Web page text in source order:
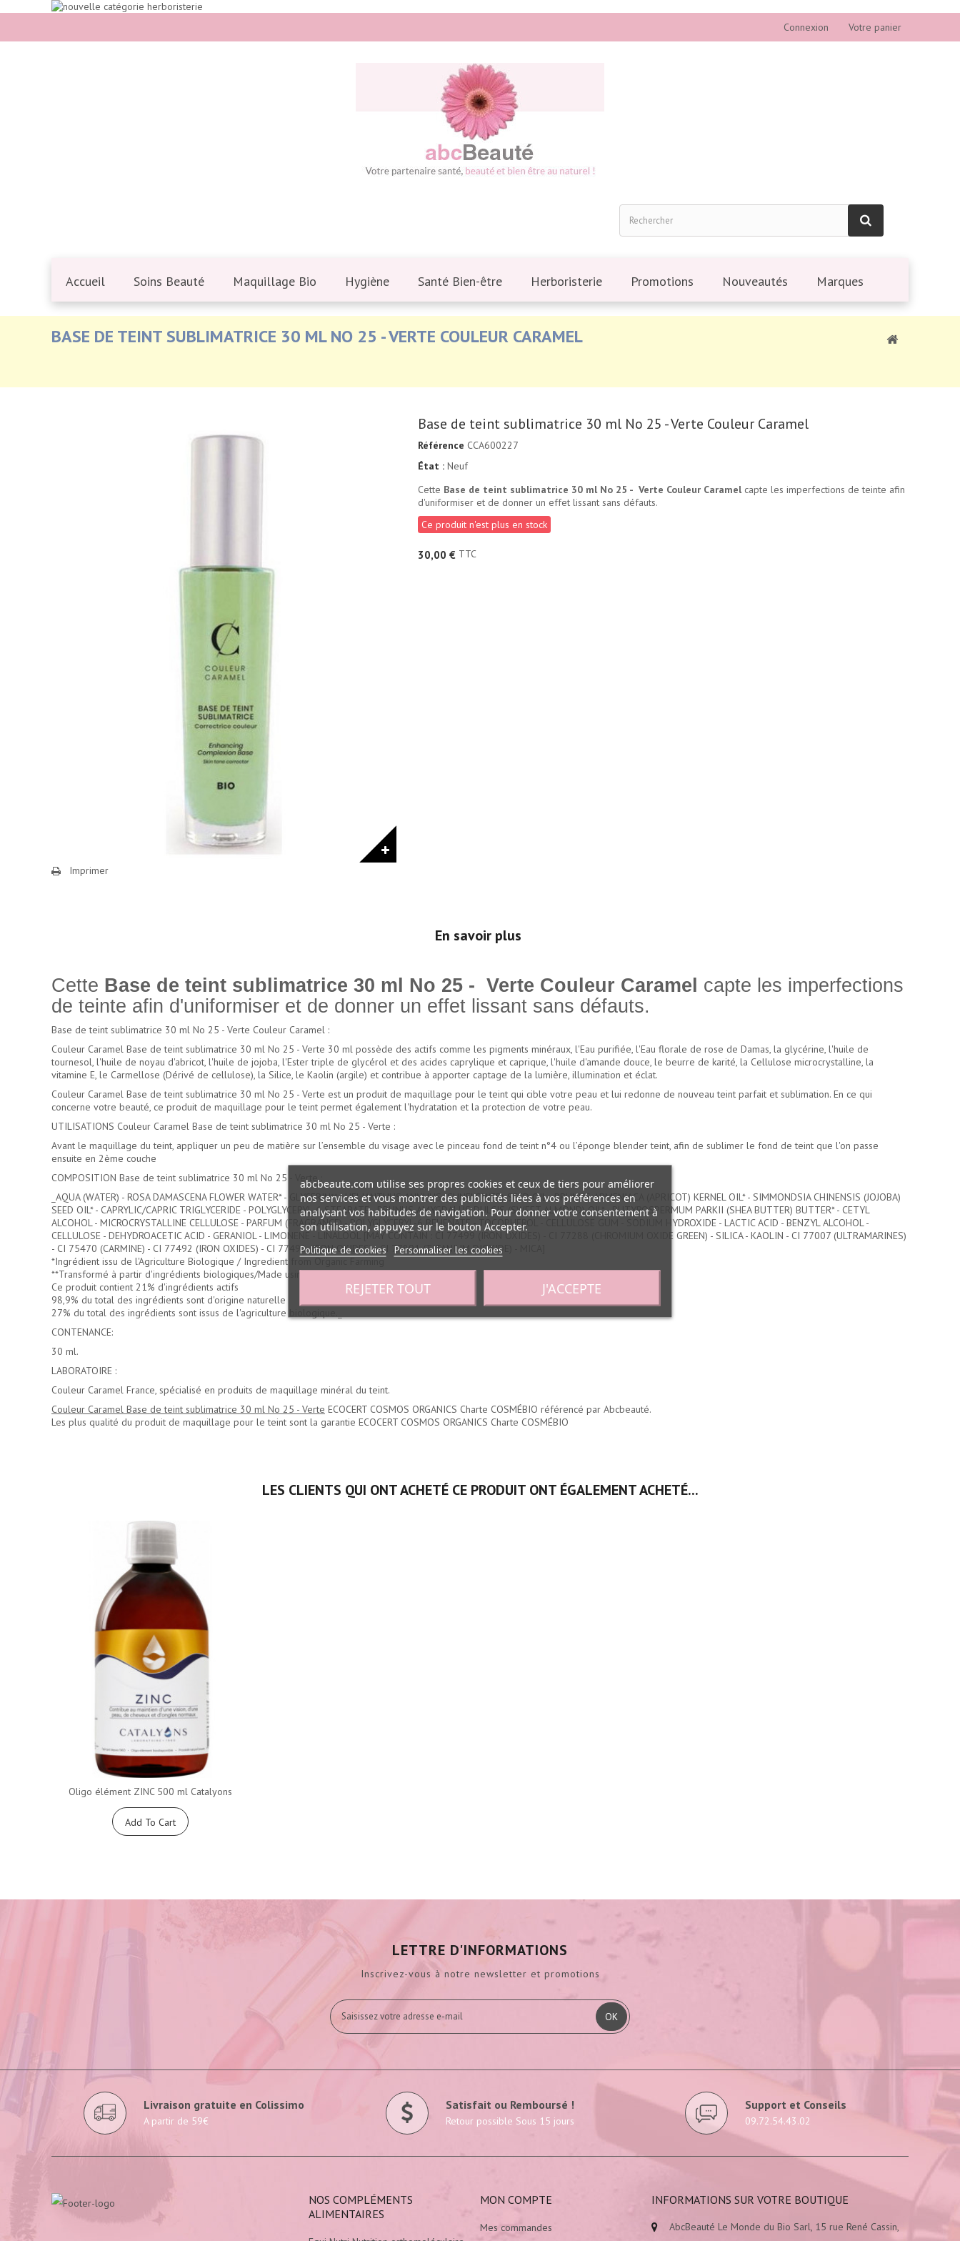
Connexion Votre panier
Accueil Soins Beauté Maquillage Bio Hygiène Santé Bien-être Herboristerie Promotions Nouveautés Marques
BASE DE TEINT SUBLIMATRICE 30 ML NO 25 - VERTE COULEUR CARAMEL
Imprimer
Base de teint sublimatrice 30 ml No 25 - Verte Couleur Caramel
Référence CCA600227
État : Neuf
Cette Base de teint sublimatrice 30 ml No 25 - Verte Couleur Caramelcapte les imperfections de teinte afin
d'uniformiser et de donner un effet lissant sans défauts.
Ce produit n'est plus en stock
30,00 € TTC
En savoir plus
Cette Base de teint sublimatrice 30 ml No 25 - Verte Couleur Caramel capte les imperfections
de teinte afin d'uniformiser et de donner un effet lissant sans défauts.
Base de teint sublimatrice 30 ml No 25 - Verte Couleur Caramel :
Couleur Caramel Base de teint sublimatrice 30 ml No 25 - Verte 30 ml possède des actifs comme les pigments minéraux, l'Eau purifiée, l'Eau florale de rose de Damas, la glycérine, l'huile de
tournesol, l'huile de noyau d'abricot, l'huile de jojoba, l'Ester triple de glycérol et des acides caprylique et caprique, l'huile d'amande douce, le beurre de karité, la Cellulose microcrystalline, la
vitamine E, le Carmellose (Dérivé de cellulose), la Silice, le Kaolin (argile) et contribue à apporter captage de la lumière, illumination et éclat.
Couleur Caramel Base de teint sublimatrice 30 ml No 25 - Verte est un produit de maquillage pour le teint qui cible votre peau et lui redonne de nouveau teint parfait et sublimation. En ce qui
concerne votre beauté, ce produit de maquillage pour le teint permet également l'hydratation et la protection de votre peau.
UTILISATIONS Couleur Caramel Base de teint sublimatrice 30 ml No 25 - Verte :
Avant le maquillage du teint, appliquer un peu de matière sur l’ensemble du visage avec le pinceau fond de teint n°4 ou l’éponge blender teint, afin de sublimer le fond de teint que l'on passe
ensuite en 2ème couche
COMPOSITION Base de teint sublimatrice 30 ml No 25 - Verte :
_AQUA (WATER) - ROSA DAMASCENA FLOWER WATER* - GLYCERIN** - HELIANTHUS ANNUUS (SUNFLOWER) SEED OIL - PRUNUS ARMENIACA (APRICOT) KERNEL OIL* - SIMMONDSIA CHINENSIS (JOJOBA)
SEED OIL* - CAPRYLIC/CAPRIC TRIGLYCERIDE - POLYGLYCERYL-6 STEARATE - PRUNUS AMYGDALUS DULCIS (SWEET ALMOND) OIL* - BUTYROSPERMUM PARKII (SHEA BUTTER) BUTTER* - CETYL
ALCOHOL - MICROCRYSTALLINE CELLULOSE - PARFUM (FRAGRANCE) - POLYGLYCERYL-6 BEHENATE - TOCOPHEROL - CELLULOSE GUM - SODIUM HYDROXIDE - LACTIC ACID - BENZYL ALCOHOL -
CELLULOSE - DEHYDROACETIC ACID - GERANIOL - LIMONENE - LINALOOL [MAY CONTAIN : CI 77499 (IRON OXIDES) - CI 77288 (CHROMIUM OXIDE GREEN) - SILICA - KAOLIN - CI 77007 (ULTRAMARINES)
- CI 75470 (CARMINE) - CI 77492 (IRON OXIDES) - CI 77491 (IRON OXIDES) - CI 77891 (TITANIUM DIOXIDE) - MICA]
*Ingrédient issu de l'Agriculture Biologique / Ingredient from Organic Farming
**Transformé à partir d'ingrédients biologiques/Made using organic ingredients
Ce produit contient 21% d'ingrédients actifs
98,9% du total des ingrédients sont d'origine naturelle
27% du total des ingrédients sont issus de l'agriculture biologique._
CONTENANCE:
30 ml.
LABORATOIRE :
Couleur Caramel France, spécialisé en produits de maquillage minéral du teint.
Couleur Caramel Base de teint sublimatrice 30 ml No 25 - Verte ECOCERT COSMOS ORGANICS Charte COSMÉBIO référencé par Abcbeauté.
Les plus qualité du produit de maquillage pour le teint sont la garantie ECOCERT COSMOS ORGANICS Charte COSMÉBIO
LES CLIENTS QUI ONT ACHETÉ CE PRODUIT ONT ÉGALEMENT ACHETÉ...
Oligo élément ZINC 500 ml Catalyons
Add To Cart
LETTRE D'INFORMATIONS
Inscrivez-vous à notre newsletter et promotions
OK
Livraison gratuite en Colissimo
A partir de 59€
Satisfait ou Remboursé !
Retour possible Sous 15 jours
Support et Conseils
09.72.54.43.02
NOS COMPLÉMENTS
ALIMENTAIRES
MON COMPTE
Mes commandes
INFORMATIONS SUR VOTRE BOUTIQUE
AbcBeauté Le Monde du Bio Sarl, 15 rue René Cassin,
abcbeaute.com utilise ses propres cookies et ceux de tiers pour améliorer
nos services et vous montrer des publicités liées à vos préférences en
analysant vos habitudes de navigation. Pour donner votre consentement à
son utilisation, appuyez sur le bouton Accepter.
Politique de cookies Personnaliser les cookies
REJETER TOUT J'ACCEPTE